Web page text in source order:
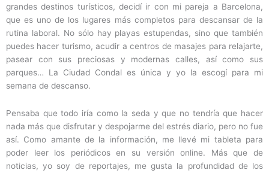
grandes destinos turísticos, decidí ir con mi pareja a Barcelona,
que es uno de los lugares más completos para descansar de la
rutina laboral. No sólo hay playas estupendas, sino que también
puedes hacer turismo, acudir a centros de masajes para relajarte,
pasear con sus preciosas y modernas calles, así como sus
parques… La Ciudad Condal es única y yo la escogí para mi
semana de descanso.
Pensaba que todo iría como la seda y que no tendría que hacer
nada más que disfrutar y despojarme del estrés diario, pero no fue
así. Como amante de la información, me llevé mi tableta para
poder leer los periódicos en su versión online. Más que de
noticias, yo soy de reportajes, me gusta la profundidad de los